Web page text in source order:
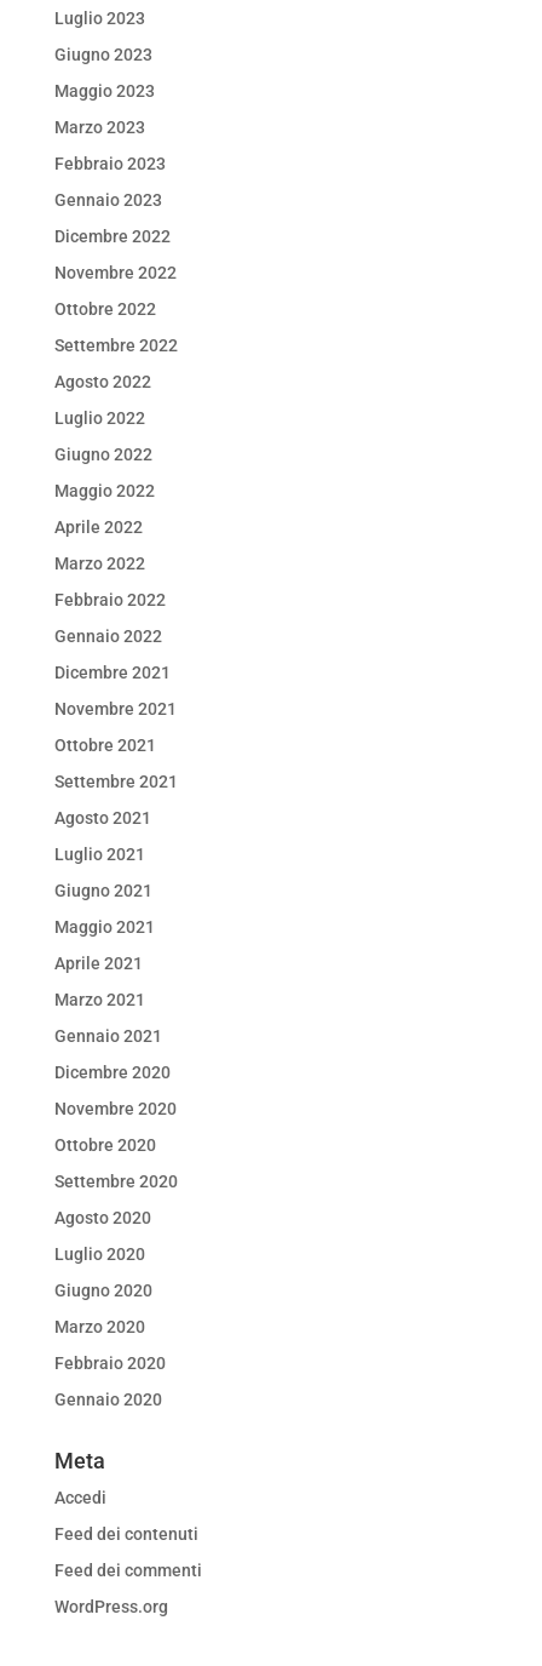
Luglio 2023
Giugno 2023
Maggio 2023
Marzo 2023
Febbraio 2023
Gennaio 2023
Dicembre 2022
Novembre 2022
Ottobre 2022
Settembre 2022
Agosto 2022
Luglio 2022
Giugno 2022
Maggio 2022
Aprile 2022
Marzo 2022
Febbraio 2022
Gennaio 2022
Dicembre 2021
Novembre 2021
Ottobre 2021
Settembre 2021
Agosto 2021
Luglio 2021
Giugno 2021
Maggio 2021
Aprile 2021
Marzo 2021
Gennaio 2021
Dicembre 2020
Novembre 2020
Ottobre 2020
Settembre 2020
Agosto 2020
Luglio 2020
Giugno 2020
Marzo 2020
Febbraio 2020
Gennaio 2020
Meta
Accedi
Feed dei contenuti
Feed dei commenti
WordPress.org